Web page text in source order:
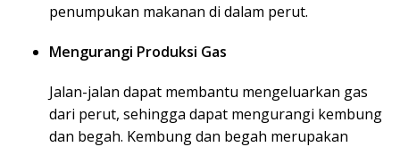
penumpukan makanan di dalam perut.
Mengurangi Produksi Gas
Jalan-jalan dapat membantu mengeluarkan gas
dari perut, sehingga dapat mengurangi kembung
dan begah. Kembung dan begah merupakan